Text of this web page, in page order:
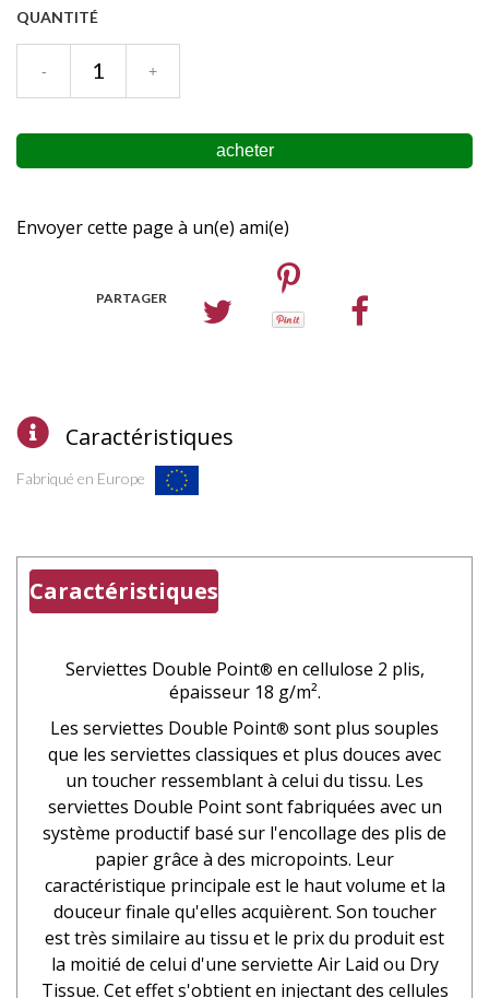
QUANTITÉ
Envoyer cette page à un(e) ami(e)
PARTAGER
Caractéristiques
Fabriqué en Europe
Caractéristiques
Serviettes Double Point® en cellulose 2 plis,
épaisseur 18 g/m².
Les serviettes Double Point® sont plus souples
que les serviettes classiques et plus douces avec
un toucher ressemblant à celui du tissu. Les
serviettes Double Point sont fabriquées avec un
système productif basé sur l'encollage des plis de
papier grâce à des micropoints. Leur
caractéristique principale est le haut volume et la
douceur finale qu'elles acquièrent. Son toucher
est très similaire au tissu et le prix du produit est
la moitié de celui d'une serviette Air Laid ou Dry
Tissue. Cet effet s'obtient en injectant des cellules